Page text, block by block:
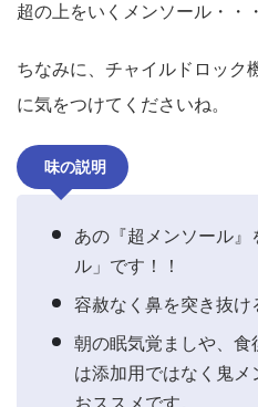
超の上をいくメンソール・・
ちなみに、チャイルドロック
に気をつけてくださいね。
味の説明
あの『超メンソール
ル」です！！
容赦なく鼻を突き抜け
朝の眠気覚ましや、食
は添加用ではなく鬼
おススメです。